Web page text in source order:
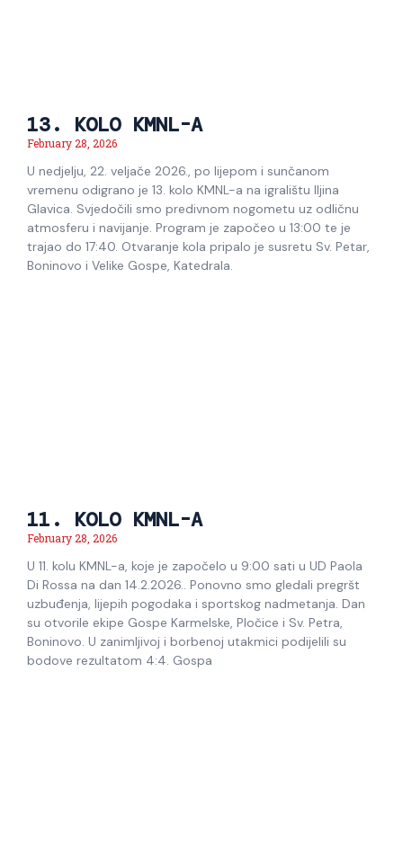
13. KOLO KMNL-A
February 28, 2026
U nedjelju, 22. veljače 2026., po lijepom i sunčanom
vremenu odigrano je 13. kolo KMNL-a na igralištu Iljina
Glavica. Svjedočili smo predivnom nogometu uz odličnu
atmosferu i navijanje. Program je započeo u 13:00 te je
trajao do 17:40. Otvaranje kola pripalo je susretu Sv. Petar,
Boninovo i Velike Gospe, Katedrala.
11. KOLO KMNL-A
February 28, 2026
U 11. kolu KMNL-a, koje je započelo u 9:00 sati u UD Paola
Di Rossa na dan 14.2.2026.. Ponovno smo gledali pregršt
uzbuđenja, lijepih pogodaka i sportskog nadmetanja. Dan
su otvorile ekipe Gospe Karmelske, Pločice i Sv. Petra,
Boninovo. U zanimljivoj i borbenoj utakmici podijelili su
bodove rezultatom 4:4. Gospa